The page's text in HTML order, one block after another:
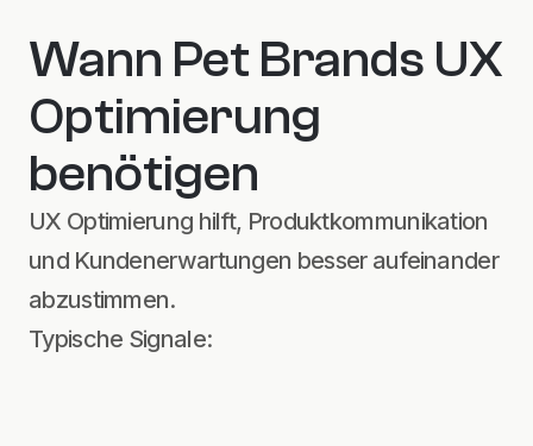
Wann Pet Brands UX
Optimierung
benötigen
UX Optimierung hilft, Produktkommunikation
und Kundenerwartungen besser aufeinander
abzustimmen.
Typische Signale: